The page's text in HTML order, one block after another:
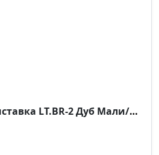
Yalta Брифинг-приставка LT.BR-2 Дуб Мали/Металл Серый 1200*700*750